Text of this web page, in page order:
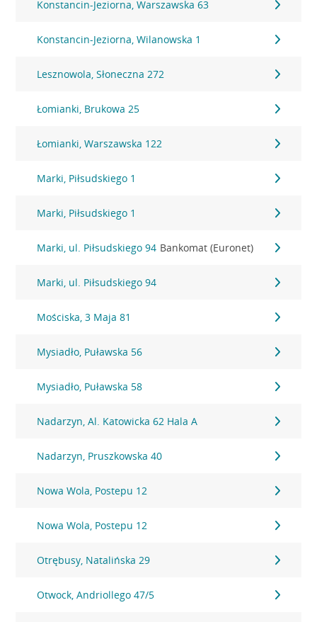
Konstancin-Jeziorna, Warszawska 63
Konstancin-Jeziorna, Wilanowska 1
Lesznowola, Słoneczna 272
Łomianki, Brukowa 25
Łomianki, Warszawska 122
Marki, Piłsudskiego 1
Marki, Piłsudskiego 1
Marki, ul. Piłsudskiego 94 Bankomat (Euronet)
Marki, ul. Piłsudskiego 94
Mościska, 3 Maja 81
Mysiadło, Puławska 56
Mysiadło, Puławska 58
Nadarzyn, Al. Katowicka 62 Hala A
Nadarzyn, Pruszkowska 40
Nowa Wola, Postepu 12
Nowa Wola, Postepu 12
Otrębusy, Natalińska 29
Otwock, Andriollego 47/5